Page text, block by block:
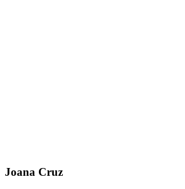
Joana Cruz